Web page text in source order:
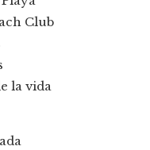
Club
la vida